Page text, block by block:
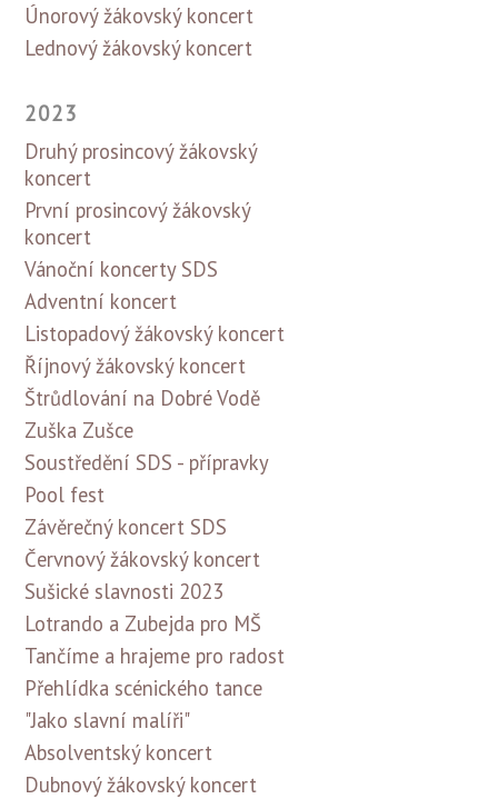
Únorový žákovský koncert
Lednový žákovský koncert
2023
Druhý prosincový žákovský
koncert
První prosincový žákovský
koncert
Vánoční koncerty SDS
Adventní koncert
Listopadový žákovský koncert
Říjnový žákovský koncert
Štrůdlování na Dobré Vodě
Zuška Zušce
Soustředění SDS - přípravky
Pool fest
Závěrečný koncert SDS
Červnový žákovský koncert
Sušické slavnosti 2023
Lotrando a Zubejda pro MŠ
Tančíme a hrajeme pro radost
Přehlídka scénického tance
"Jako slavní malíři"
Absolventský koncert
Dubnový žákovský koncert